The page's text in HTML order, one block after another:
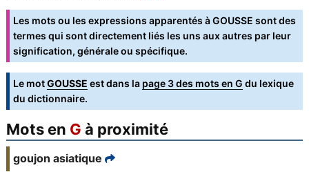
Les mots ou les expressions apparentés à GOUSSE sont des
termes qui sont directement liés les uns aux autres par leur
signification, générale ou spécifique.
Le motGOUSSE est dans la page 3 des mots en G du lexique
du dictionnaire.
Mots en G à proximité
goujon asiatique